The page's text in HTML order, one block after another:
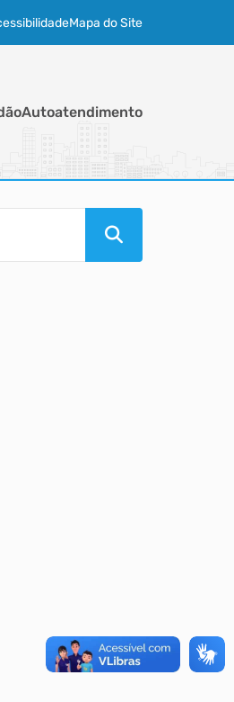
Mapa do Site
Autoatendimento